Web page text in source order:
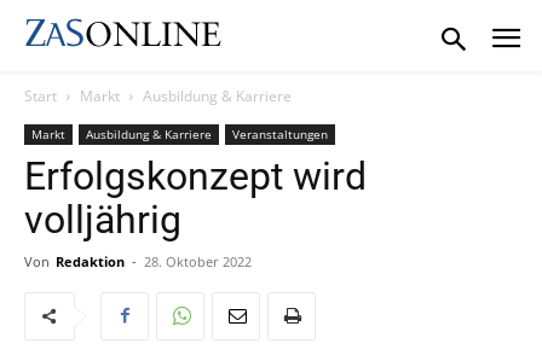
Start Markt Ausbildung & Karriere
Markt Ausbildung & Karriere Veranstaltungen
Erfolgskonzept wird
volljährig
Von Redaktion - 28. Oktober 2022